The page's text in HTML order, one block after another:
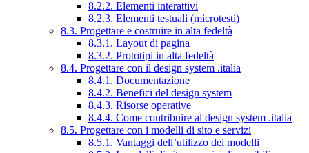
8.2.2. Elementi interattivi
8.2.3. Elementi testuali (microtesti)
8.3. Progettare e costruire in alta fedeltà
8.3.1. Layout di pagina
8.3.2. Prototipi in alta fedeltà
8.4. Progettare con il design system .italia
8.4.1. Documentazione
8.4.2. Benefici del design system
8.4.3. Risorse operative
8.4.4. Come contribuire al design system .italia
8.5. Progettare con i modelli di sito e servizi
8.5.1. Vantaggi dell’utilizzo dei modelli